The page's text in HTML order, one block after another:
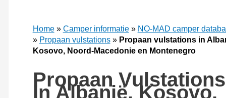
Home» Camper informatie» NO-MAD camper
» Propaan vulstations» Propaan vulstations in
Kosovo, Noord-Macedonie en Montenegro
Propaan Vulstations
In Albanië, Kosovo,